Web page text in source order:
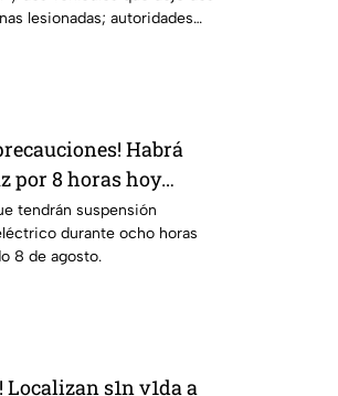
lesionadas; autoridades
Habrá
por 8 horas hoy
sábado 8 de agosto
tendrán suspensión
durante ocho horas
8 de agosto.
Localizan s1n v1da a